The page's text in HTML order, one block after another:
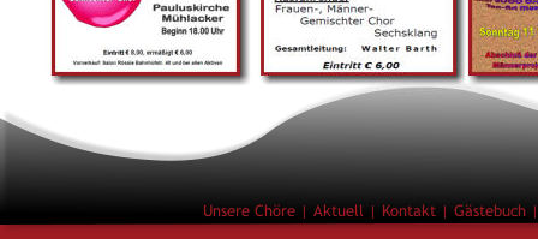
Unsere Chöre | Aktuell | Kontakt | Gästebuch